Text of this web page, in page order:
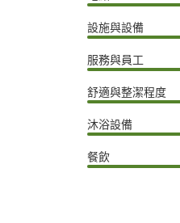
設施與設備
服務與員工
舒適與整潔程度
沐浴設備
餐飲